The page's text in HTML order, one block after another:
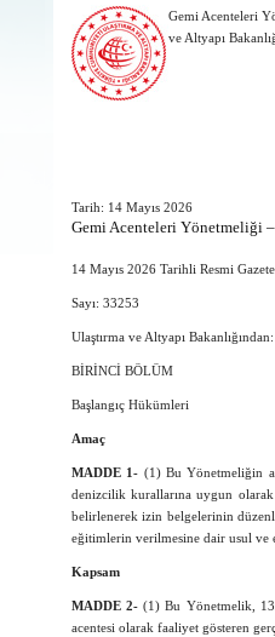
Gemi Acenteleri
ve Altyapı
Tarih: 14 Mayıs 2026
Gemi Acenteleri Yönetmeliği
14 Mayıs 2026 Tarihli Resmi Gazete
Sayı: 33253
Ulaştırma ve Altyapı Bakanlığından:
BİRİNCİ BÖLÜM
Başlangıç Hükümleri
Amaç
MADDE 1- (1) Bu Yönetmeliğin
denizcilik kurallarına uygun olarak
belirlenerek izin belgelerinin
eğitimlerin verilmesine dair usul ve
Kapsam
MADDE 2- (1) Bu Yönetmelik,
acentesi olarak faaliyet gösteren